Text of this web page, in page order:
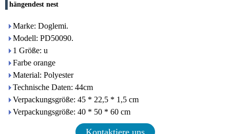
hängendest nest
Marke: Doglemi.
Modell: PD50090.
1 Größe: u
Farbe orange
Material: Polyester
Technische Daten: 44cm
Verpackungsgröße: 45 * 22,5 * 1,5 cm
Verpackungsgröße: 40 * 50 * 60 cm
Kontaktiere uns